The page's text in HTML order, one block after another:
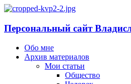
Персональный сайт
Обо мне
Архив материалов
Мои статьи
Общество